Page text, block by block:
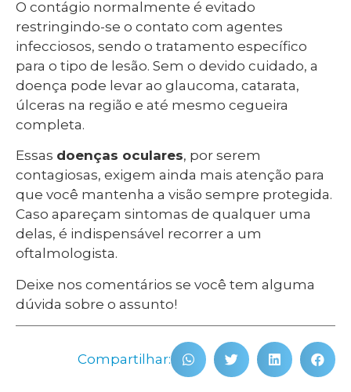
O contágio normalmente é evitado
restringindo-se o contato com agentes
infecciosos, sendo o tratamento específico
para o tipo de lesão. Sem o devido cuidado, a
doença pode levar ao glaucoma, catarata,
úlceras na região e até mesmo cegueira
completa.
Essas doenças oculares, por serem
contagiosas, exigem ainda mais atenção para
que você mantenha a visão sempre protegida.
Caso apareçam sintomas de qualquer uma
delas, é indispensável recorrer a um
oftalmologista.
Deixe nos comentários se você tem alguma
dúvida sobre o assunto!
Compartilhar: